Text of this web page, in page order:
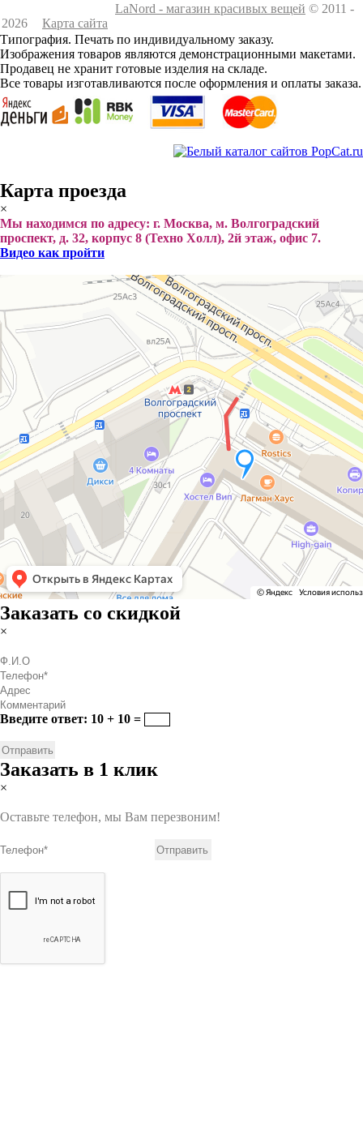
LaNord - магазин красивых вещей © 2011 -
2026
Карта сайта
Типография. Печать по индивидуальному заказу.
Изображения товаров являются демонстрационными макетами.
Продавец не хранит готовые изделия на складе.
Все товары изготавливаются после оформления и оплаты заказа.
Карта проезда
×
Мы находимся по адресу: г. Москва, м. Волгоградский
проспект, д. 32, корпус 8 (Техно Холл), 2й этаж, офис 7.
Видео как пройти
Заказать со скидкой
×
Введите ответ: 10 + 10 =
Заказать в 1 клик
×
Оставьте телефон, мы Вам перезвоним!